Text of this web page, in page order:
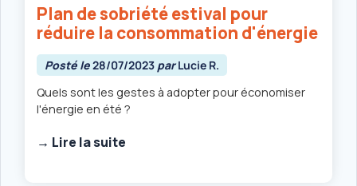
Plan de sobriété estival pour
réduire la consommation d'énergie
Posté le28/07/2023 parLucie R.
Quels sont les gestes à adopter pour économiser
l'énergie en été ?
→ Lire la suite